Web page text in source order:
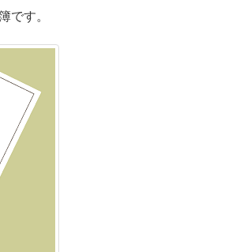
です。